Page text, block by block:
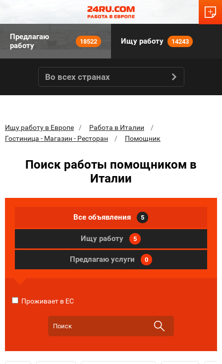
Предлагаю
работу
18522 Ищу работу 14243
Во всех странах
Ищу работу в Европе
Работа в Италии
Гостиница - Магазин - Ресторан
Помощник
Поиск работы помощником в
Италии
Все объявления 5
Ищу работу 5
Предлагаю услуги 0
Проживает в ЕС